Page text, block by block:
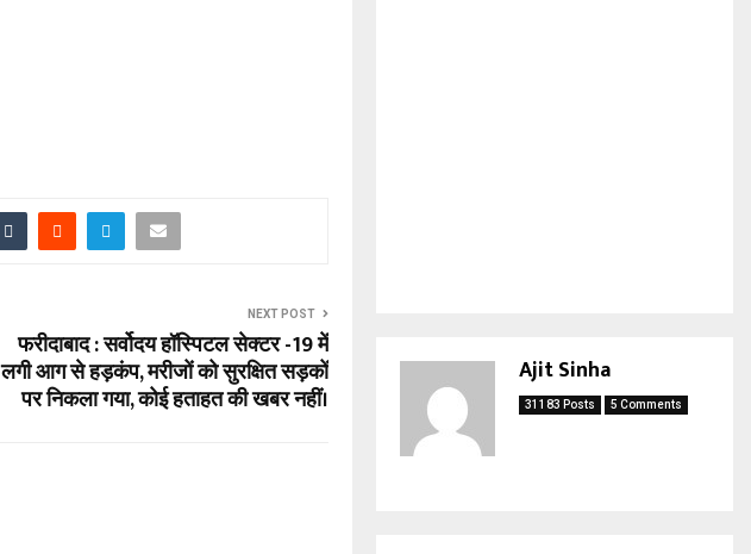
NEXT POST
फरीदाबाद : सर्वोदय हॉस्पिटल सेक्टर -19 में
लगी आग से हड़कंप, मरीजों को सुरक्षित सड़कों
पर निकला गया, कोई हताहत की खबर नहीं।
Ajit Sinha
31183 Posts 5 Comments